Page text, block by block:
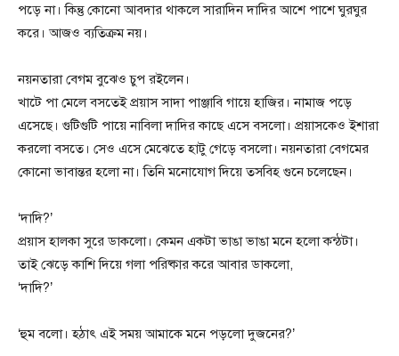
পড়ে না। কিন্তু কোনো আবদার থাকলে সারাদিন দাদির আশে পাশে ঘুরঘুর
করে। আজও ব্যতিক্রম নয়।
নয়নতারা বেগম বুঝেও চুপ রইলেন।
খাটে পা মেলে বসতেই প্রয়াস সাদা পাঞ্জাবি গায়ে হাজির। নামাজ পড়ে
এসেছে। গুটিগুটি পায়ে নাবিলা দাদির কাছে এসে বসলো। প্রয়াসকেও ইশারা
করলো বসতে। সেও এসে মেঝেতে হাটু গেড়ে বসলো। নয়নতারা বেগমের
কোনো ভাবান্তর হলো না। তিনি মনোযোগ দিয়ে তসবিহ গুনে চলেছেন।
‘দাদি?’
প্রয়াস হালকা সুরে ডাকলো। কেমন একটা ভাঙা ভাঙা মনে হলো কন্ঠটা।
তাই ঝেড়ে কাশি দিয়ে গলা পরিষ্কার করে আবার ডাকলো,
‘দাদি?’
‘হুম বলো। হঠাৎ এই সময় আমাকে মনে পড়লো দুজনের?’